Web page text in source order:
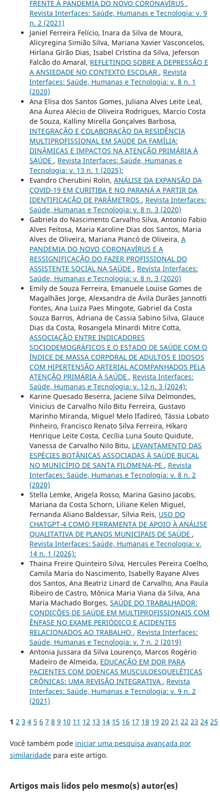
FRENTE À PANDEMIA DO NOVO CORONAVÍRUS ,
Revista Interfaces: Saúde, Humanas e Tecnologia: v. 9
n. 2 (2021)
Janiel Ferreira Felício, Inara da Silva de Moura,
Alicyregina Simião Silva, Mariana Xavier Vasconcelos,
Hirlana Girão Dias, Isabel Cristina da Silva, Jeferson
Falcão do Amaral, REFLETINDO SOBRE A DEPRESSÃO E
A ANSIEDADE NO CONTEXTO ESCOLAR , Revista
Interfaces: Saúde, Humanas e Tecnologia: v. 8 n. 1
(2020)
Ana Elisa dos Santos Gomes, Juliana Alves Leite Leal,
Ana Áurea Alécio de Oliveira Rodrigues, Marcio Costa
de Souza, Kalliny Mirella Gonçalves Barbosa,
INTEGRAÇÃO E COLABORAÇÃO DA RESIDÊNCIA
MULTIPROFISSIONAL EM SAÚDE DA FAMÍLIA:
DINÂMICAS E IMPACTOS NA ATENÇÃO PRIMÁRIA À
SAÚDE , Revista Interfaces: Saúde, Humanas e
Tecnologia: v. 13 n. 1 (2025):
Evandro Cherubini Rolin, ANÁLISE DA EXPANSÃO DA
COVID-19 EM CURITIBA E NO PARANÁ A PARTIR DA
IDENTIFICAÇÃO DE PARÂMETROS , Revista Interfaces:
Saúde, Humanas e Tecnologia: v. 8 n. 3 (2020)
Gabriela do Nascimento Carvalho Silva, Antonio Fabio
Alves Feitosa, Maria Karoline Dias dos Santos, Maria
Alves de Oliveira, Mariana Piancó de Oliveira, A
PANDEMIA DO NOVO CORONAVÍRUS E A
RESSIGNIFICAÇÃO DO FAZER PROFISSIONAL DO
ASSISTENTE SOCIAL NA SAÚDE , Revista Interfaces:
Saúde, Humanas e Tecnologia: v. 8 n. 3 (2020)
Emily de Souza Ferreira, Emanuele Louise Gomes de
Magalhães Jorge, Alexsandra de Ávila Durães Jannotti
Fontes, Ana Luiza Paes Mingote, Gabriel da Costa
Souza Barros, Adriana de Cassia Sabino Silva, Glauce
Dias da Costa, Rosangela Minardi Mitre Cotta,
ASSOCIAÇÃO ENTRE INDICADORES
SOCIODEMOGRÁFICOS E O ESTADO DE SAÚDE COM O
ÍNDICE DE MASSA CORPORAL DE ADULTOS E IDOSOS
COM HIPERTENSÃO ARTERIAL ACOMPANHADOS PELA
ATENÇÃO PRIMÁRIA À SAÚDE , Revista Interfaces:
Saúde, Humanas e Tecnologia: v. 12 n. 3 (2024):
Karine Quesado Beserra, Jaciene Silva Delmondes,
Vinicius de Carvalho Nilo Bitu Ferreira, Gustavo
Marinho Miranda, Miguel Melo Ifadireó, Tássia Lobato
Pinheiro, Francisco Renato Silva Ferreira, Híkaro
Henrique Leite Costa, Cecília Luna Souto Quidute,
Vanessa de Carvalho Nilo Bitu, LEVANTAMENTO DAS
ESPÉCIES BOTÂNICAS ASSOCIADAS À SAÚDE BUCAL
NO MUNICÍPIO DE SANTA FILOMENA-PE , Revista
Interfaces: Saúde, Humanas e Tecnologia: v. 8 n. 2
(2020)
Stella Lemke, Angela Rosso, Marina Gasino Jacobs,
Mariana da Costa Schorn, Liliane Kelen Miguel,
Fernanda Aliano Baldessar, Sílvia Reis, USO DO
CHATGPT-4 COMO FERRAMENTA DE APOIO À ANÁLISE
QUALITATIVA DE PLANOS MUNICIPAIS DE SAÚDE ,
Revista Interfaces: Saúde, Humanas e Tecnologia: v.
14 n. 1 (2026):
Thaina Freire Quinteiro Silva, Hercules Pereira Coelho,
Camila Maria do Nascimento, Isabelly Rayane Alves
dos Santos, Ana Beatriz Linard de Carvalho, Ana Paula
Ribeiro de Castro, Mônica Maria Viana da Silva, Ana
Maria Machado Borges, SAÚDE DO TRABALHADOR:
CONDIÇÕES DE SAÚDE EM MULTIPROFISSIONAIS COM
ÊNFASE NO EXAME PERIÓDICO E ACIDENTES
RELACIONADOS AO TRABALHO , Revista Interfaces:
Saúde, Humanas e Tecnologia: v. 7 n. 2 (2019)
Antonia Jussara da Silva Lourenço, Marcos Rogério
Madeiro de Almeida, EDUCAÇÃO EM DOR PARA
PACIENTES COM DOENÇAS MUSCULOESQUELÉTICAS
CRÔNICAS: UMA REVISÃO INTEGRATIVA , Revista
Interfaces: Saúde, Humanas e Tecnologia: v. 9 n. 2
(2021)
1 2 3 4 5 6 7 8 9 10 11 12 13 14 15 16 17 18 19 20 21 22 23 24 25
Você também pode iniciar uma pesquisa avançada por
similaridadepara este artigo.
Artigos mais lidos pelo mesmo(s) autor(es)